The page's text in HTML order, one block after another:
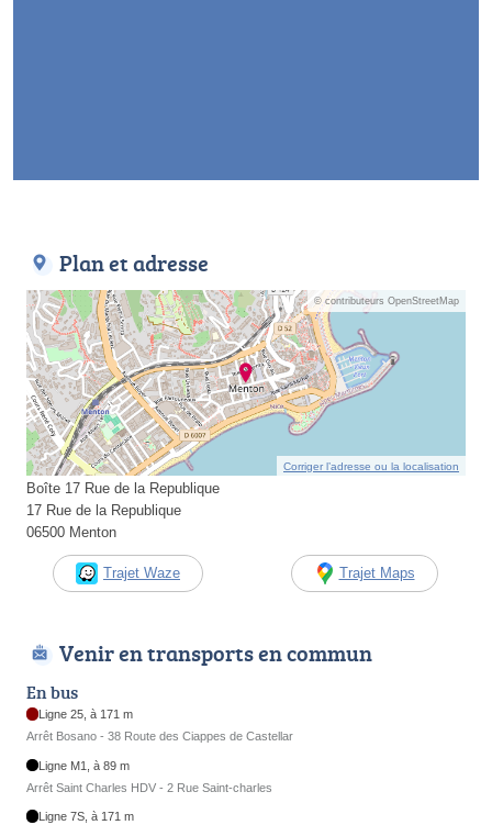
Plan et adresse
© contributeurs OpenStreetMap
Corriger l’adresse ou la localisation
Boîte 17 Rue de la Republique
17 Rue de la Republique
06500 Menton
Trajet Waze Trajet Maps
Venir en transports en commun
En bus
Ligne 25, à 171 m
Arrêt Bosano - 38 Route des Ciappes de Castellar
Ligne M1, à 89 m
Arrêt Saint Charles HDV - 2 Rue Saint-charles
Ligne 7S, à 171 m